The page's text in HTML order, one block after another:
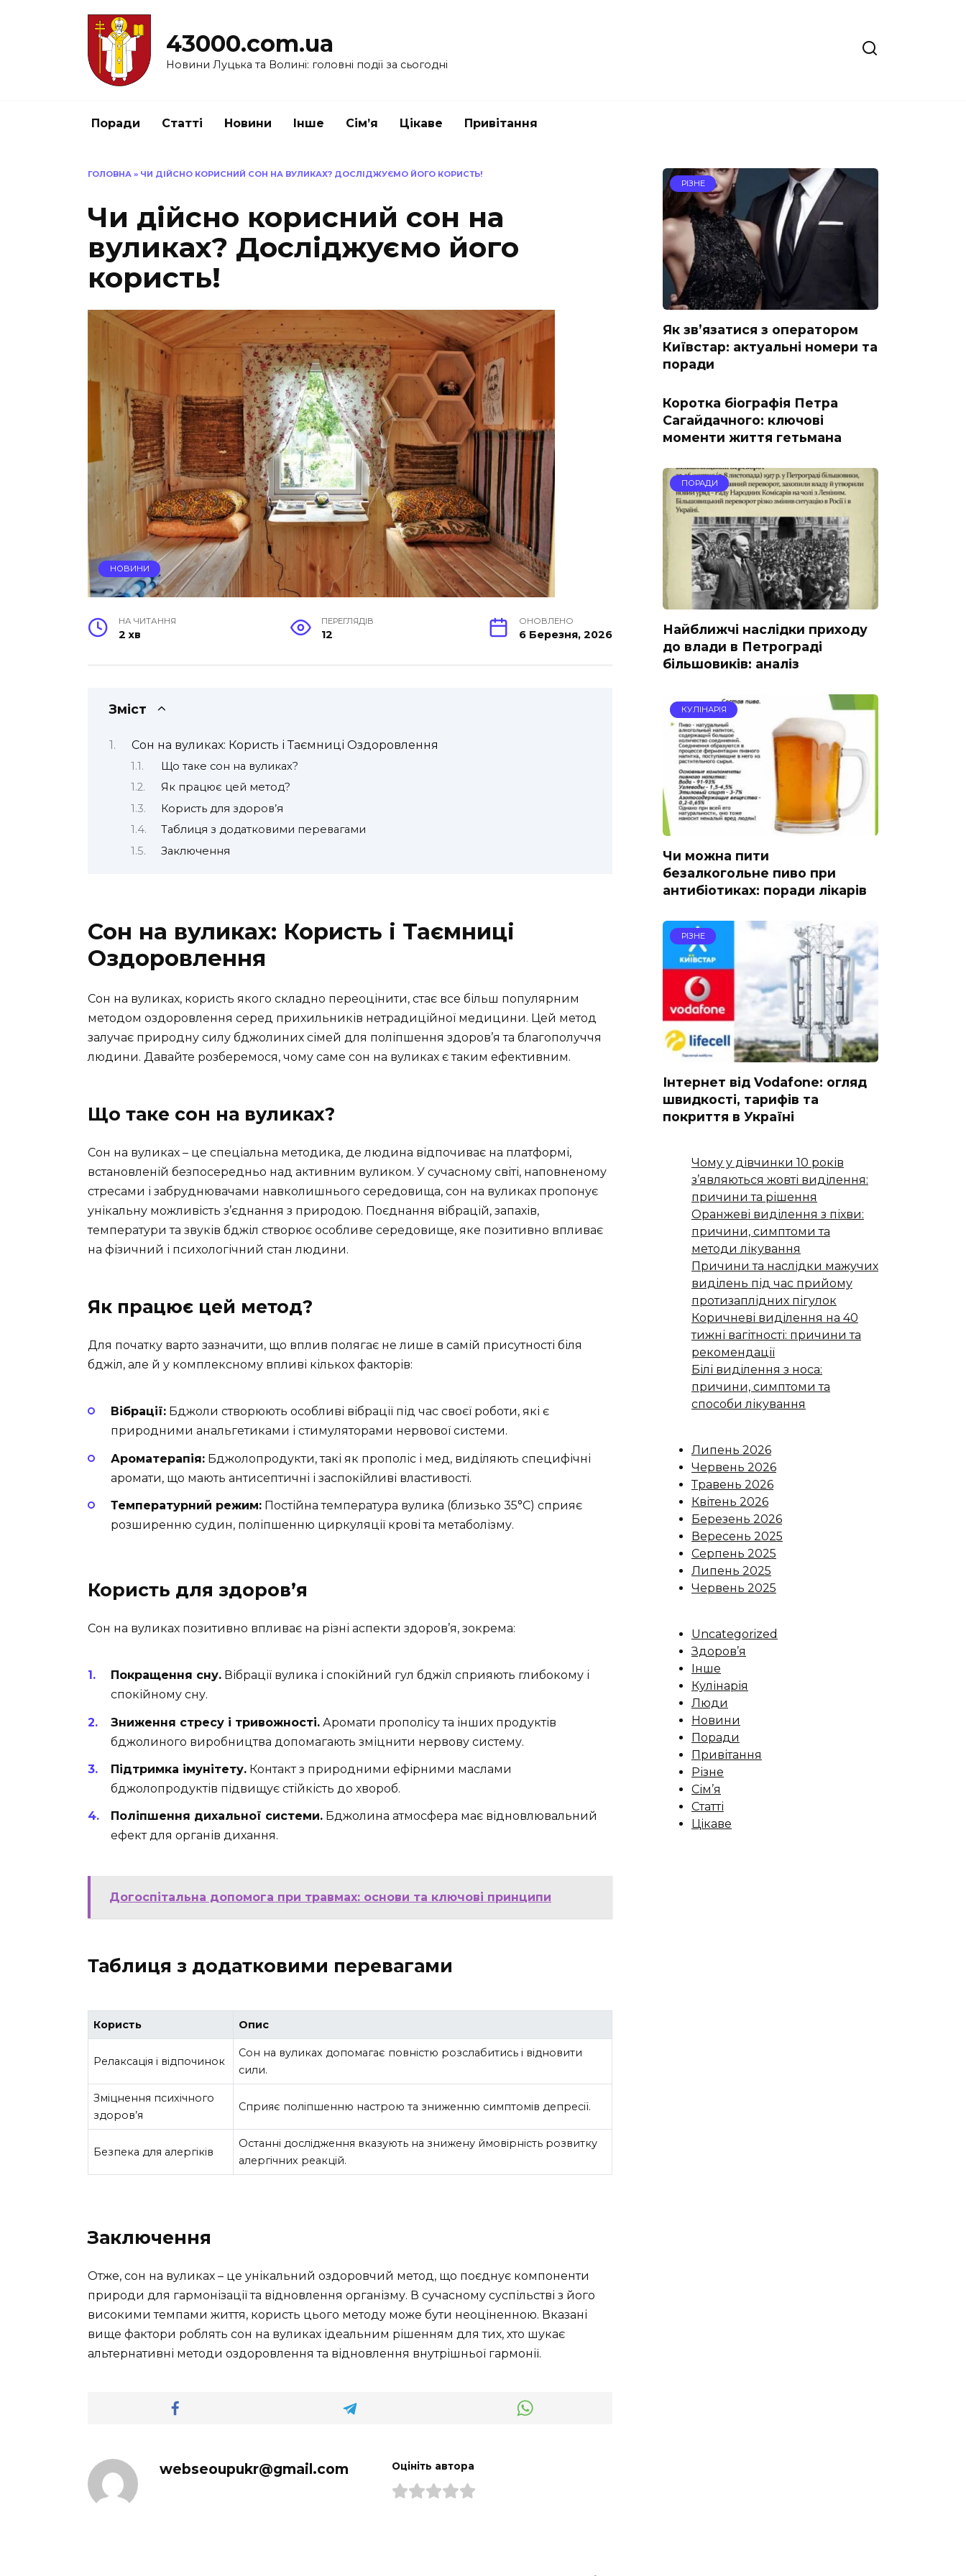
43000.com.ua
Новини Луцька та Волині: головні події за сьогодні
Поради Статті Новини Інше Сім’я Цікаве Привітання
ГОЛОВНА » ЧИ ДІЙСНО КОРИСНИЙ СОН НА ВУЛИКАХ? ДОСЛІДЖУЄМО ЙОГО КОРИСТЬ!
Чи дійсно корисний сон на
вуликах? Досліджуємо його
користь!
НОВИНИ
НА ЧИТАННЯ
2 хв
ПЕРЕГЛЯДІВ
12
ОНОВЛЕНО
6 Березня, 2026
Зміст
Сон на вуликах: Користь і Таємниці Оздоровлення
Що таке сон на вуликах?
Як працює цей метод?
Користь для здоров’я
Таблиця з додатковими перевагами
Заключення
Сон на вуликах: Користь і Таємниці
Оздоровлення
Сон на вуликах, користь якого складно переоцінити, стає все більш популярним
методом оздоровлення серед прихильників нетрадиційної медицини. Цей метод
залучає природну силу бджолиних сімей для поліпшення здоров’я та благополуччя
людини. Давайте розберемося, чому саме сон на вуликах є таким ефективним.
Що таке сон на вуликах?
Сон на вуликах – це спеціальна методика, де людина відпочиває на платформі,
встановленій безпосередньо над активним вуликом. У сучасному світі, наповненому
стресами і забруднювачами навколишнього середовища, сон на вуликах пропонує
унікальну можливість з’єднання з природою. Поєднання вібрацій, запахів,
температури та звуків бджіл створює особливе середовище, яке позитивно впливає
на фізичний і психологічний стан людини.
Як працює цей метод?
Для початку варто зазначити, що вплив полягає не лише в самій присутності біля
бджіл, але й у комплексному впливі кількох факторів:
Вібрації: Бджоли створюють особливі вібрації під час своєї роботи, які є
природними анальгетиками і стимуляторами нервової системи.
Ароматерапія: Бджолопродукти, такі як прополіс і мед, виділяють специфічні
аромати, що мають антисептичні і заспокійливі властивості.
Температурний режим: Постійна температура вулика (близько 35°С) сприяє
розширенню судин, поліпшенню циркуляції крові та метаболізму.
Користь для здоров’я
Сон на вуликах позитивно впливає на різні аспекти здоров’я, зокрема:
Покращення сну. Вібрації вулика і спокійний гул бджіл сприяють глибокому і
спокійному сну.
Зниження стресу і тривожності. Аромати прополісу та інших продуктів
бджолиного виробництва допомагають зміцнити нервову систему.
Підтримка імунітету. Контакт з природними ефірними маслами
бджолопродуктів підвищує стійкість до хвороб.
Поліпшення дихальної системи. Бджолина атмосфера має відновлювальний
ефект для органів дихання.
Догоспітальна допомога при травмах: основи та ключові принципи
Таблиця з додатковими перевагами
Користь Опис
Релаксація і відпочинок
Сон на вуликах допомагає повністю розслабитись і відновити
сили.
Зміцнення психічного
здоров’я
Сприяє поліпшенню настрою та зниженню симптомів депресії.
Безпека для алергіків
Останні дослідження вказують на знижену ймовірність розвитку
алергічних реакцій.
Заключення
Отже, сон на вуликах – це унікальний оздоровчий метод, що поєднує компоненти
природи для гармонізації та відновлення організму. В сучасному суспільстві з його
високими темпами життя, користь цього методу може бути неоціненною. Вказані
вище фактори роблять сон на вуликах ідеальним рішенням для тих, хто шукає
альтернативні методи оздоровлення та відновлення внутрішньої гармонії.
webseoupukr@gmail.com Оцініть автора
РІЗНЕ
Як зв’язатися з оператором
Київстар: актуальні номери та
поради
Коротка біографія Петра
Сагайдачного: ключові
моменти життя гетьмана
ПОРАДИ
Найближчі наслідки приходу
до влади в Петрограді
більшовиків: аналіз
КУЛІНАРІЯ
Чи можна пити
безалкогольне пиво при
антибіотиках: поради лікарів
РІЗНЕ
Інтернет від Vodafone: огляд
швидкості, тарифів та
покриття в Україні
Чому у дівчинки 10 років
з’являються жовті виділення:
причини та рішення
Оранжеві виділення з піхви:
причини, симптоми та
методи лікування
Причини та наслідки мажучих
виділень під час прийому
протизаплідних пігулок
Коричневі виділення на 40
тижні вагітності: причини та
рекомендації
Білі виділення з носа:
причини, симптоми та
способи лікування
Липень 2026
Червень 2026
Травень 2026
Квітень 2026
Березень 2026
Вересень 2025
Серпень 2025
Липень 2025
Червень 2025
Uncategorized
Здоров’я
Інше
Кулінарія
Люди
Новини
Поради
Привітання
Різне
Сім’я
Статті
Цікаве